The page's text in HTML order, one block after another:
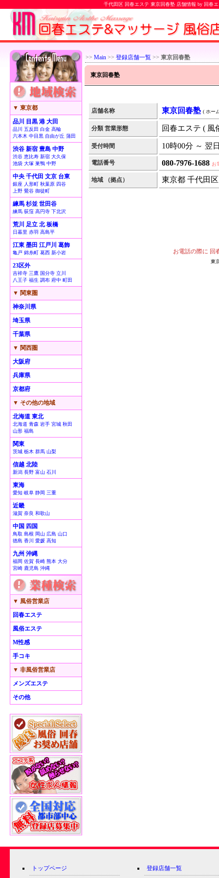
千代田区 回春エステ 東京回春塾 店舗情報 by 回春
▼ 東京都
品川 目黒 港 大田
品川 五反田 白金 高輪
六本木 中目黒 自由が丘 蒲田
渋谷 新宿 豊島 中野
渋谷 恵比寿 新宿 大久保
池袋 大塚 巣鴨 中野
中央 千代田 文京 台東
銀座 人形町 秋葉原 四谷
上野 鶯谷 御徒町
練馬 杉並 世田谷
練馬 荻窪 高円寺 下北沢
荒川 足立 北 板橋
日暮里 赤羽 高島平
江東 墨田 江戸川 葛飾
亀戸 錦糸町 葛西 新小岩
23区外
吉祥寺 三鷹 国分寺 立川
八王子 福生 調布 府中 町田
▼ 関東圏
神奈川県
埼玉県
千葉県
▼ 関西圏
大阪府
兵庫県
京都府
▼ その他の地域
北海道 東北
北海道 青森 岩手 宮城 秋田
山形 福島
関東
茨城 栃木 群馬 山梨
信越 北陸
新潟 長野 富山 石川
東海
愛知 岐阜 静岡 三重
近畿
滋賀 奈良 和歌山
中国 四国
鳥取 島根 岡山 広島 山口
徳島 香川 愛媛 高知
九州 沖縄
福岡 佐賀 長崎 熊本 大分
宮崎 鹿児島 沖縄
▼ 風俗営業店
回春エステ
風俗エステ
M性感
手コキ
▼ 非風俗営業店
メンズエステ
その他
>> Main >> 登録店舗一覧 >> 東京回春塾
東京回春塾
店舗名称 東京回春塾 ( ホー
分類 営業形態 回春エステ ( 風
受付時間 10時00分 ～ 翌
電話番号 080-7976-1688 お
地域 （拠点） 東京都 千代田区
お電話の際に 回
東
トップページ 登録店舗一覧